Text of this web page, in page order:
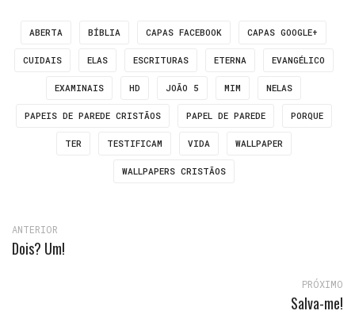
ABERTA BÍBLIA CAPAS FACEBOOK CAPAS GOOGLE+
CUIDAIS ELAS ESCRITURAS ETERNA EVANGÉLICO
EXAMINAIS HD JOÃO 5 MIM NELAS
PAPEIS DE PAREDE CRISTÃOS PAPEL DE PAREDE PORQUE
TER TESTIFICAM VIDA WALLPAPER
WALLPAPERS CRISTÃOS
ANTERIOR
Dois? Um!
PRÓXIMO
Salva-me!